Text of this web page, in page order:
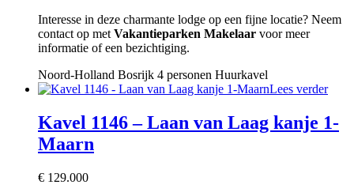
Interesse in deze charmante lodge op een fijne locatie? Neem
contact op met Vakantieparken Makelaar voor meer
informatie of een bezichtiging.
Noord-Holland Bosrijk 4 personen Huurkavel
Lees verder
Kavel 1146 – Laan van Laag kanje 1-
Maarn
€ 129.000